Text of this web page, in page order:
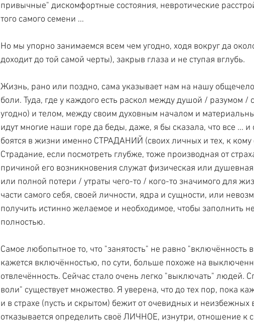
привычные" дискомфортные состояния, невротические
того самого семени ...
Но мы упорно занимаемся всем чем угодно, ходя вокруг да
доходит до той самой черты), закрыв глаза и не ступая вглубь.
Жизнь, рано или поздно, сама указывает нам на нашу
боли. Туда, где у каждого есть раскол между душой / разумом /
угодно) и телом, между своим духовным началом и
идут многие наши горе да беды, даже, я бы сказала, что все ...
боятся в жизни именно СТРАДАНИЙ (своих личных и тех, к
Страдание, если посмотреть глубже, тоже производная от
причиной его возникновения служат физическая или душевная
или полной потери / утраты чего-то / кого-то значимого для
части самого себя, своей личности, ядра и сущности, или
получить истинно желаемое и необходимое, чтобы заполнить
полностью.
Самое любопытное то, что "занятость" не равно "включённость
кажется включённостью, по сути, больше похоже на
отвлечённость. Сейчас стало очень легко "выключать" людей.
воли" существует множество. Я уверена, что до тех пор, пока
и в страхе (пусть и скрытом) бежит от очевидных и
отказывается определить своё ЛИЧНОЕ, изнутри, отношение к